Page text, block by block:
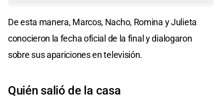
De esta manera, Marcos, Nacho, Romina y Julieta
conocieron la fecha oficial de la final y dialogaron
sobre sus apariciones en televisión.
Quién salió de la casa